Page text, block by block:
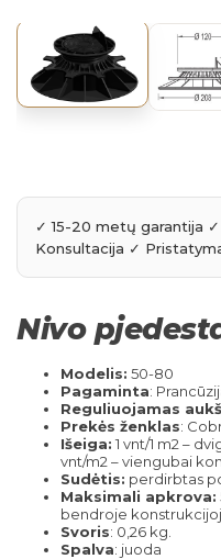
Nivo
Modelis: 50-80
Pagaminta:
Reguliuojamas
Prekės ženklas:
Išeiga: 1 vnt/1 m2 –
vnt/m2 – viengubai
Sudėtis: perdirbtas
Maksimali apkrova:
bendroje
Svoris: 0,26 kg.
Spalva: juoda